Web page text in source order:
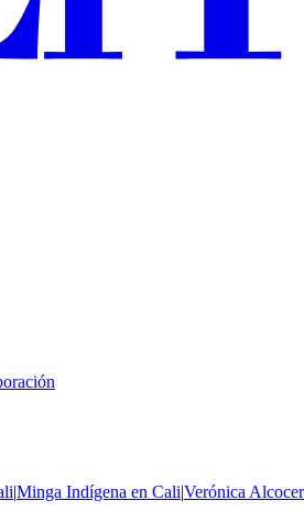
|Minga Indígena en Cali|Verónica Alcocer